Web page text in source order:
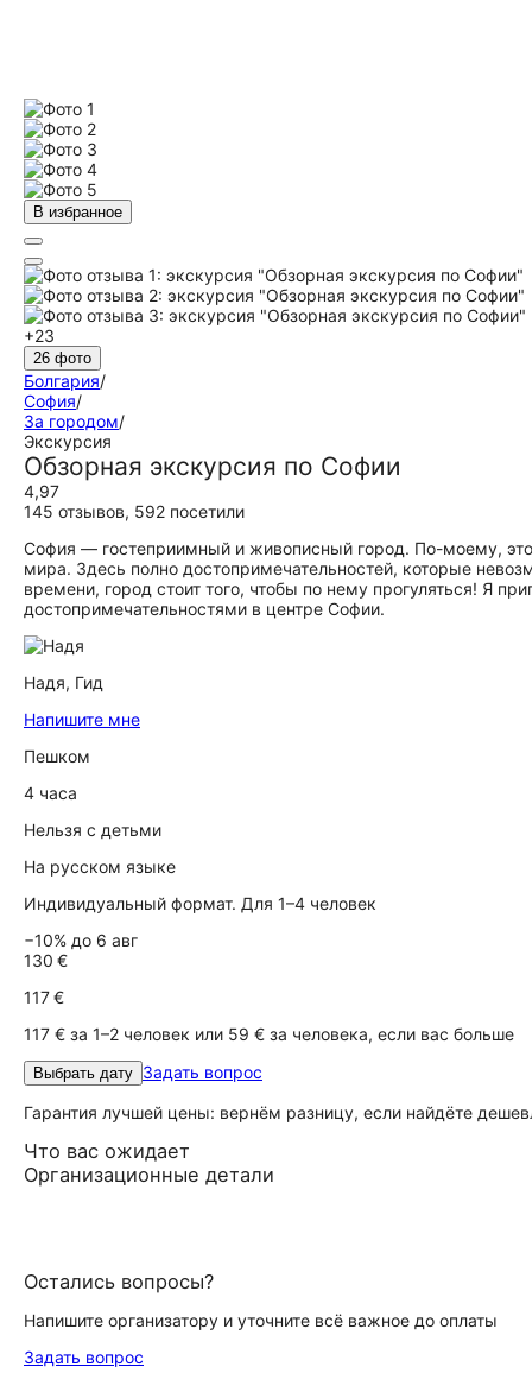
В избранное
+23
26 фото
Болгария/
София/
За городом/
Экскурсия
Обзорная экскурсия по Софии
4,97
145 отзывов, 592 посетили
София — гостеприимный и живописный город. По-моему,
мира. Здесь полно достопримечательностей, которые
времени, город стоит того, чтобы по нему прогуляться! Я
достопримечательностями в центре Софии.
Надя, Гид
Напишите мне
Пешком
4 часа
Нельзя с детьми
На русском языке
Индивидуальный формат. Для 1–4 человек
−10% до 6 авг
130 €
117 €
117 € за 1–2 человек или 59 € за человека, если вас больше
Выбрать дату Задать вопрос
Гарантия лучшей цены: вернём разницу, если найдёте
Что вас ожидает
Организационные детали
Остались вопросы?
Напишите организатору и уточните всё важное до оплаты
Задать вопрос